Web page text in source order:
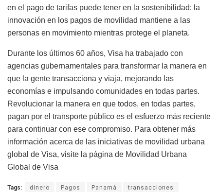
en el pago de tarifas puede tener en la sostenibilidad: la
innovación en los pagos de movilidad mantiene a las
personas en movimiento mientras protege el planeta.
Durante los últimos 60 años, Visa ha trabajado con
agencias gubernamentales para transformar la manera en
que la gente transacciona y viaja, mejorando las
economías e impulsando comunidades en todas partes.
Revolucionar la manera en que todos, en todas partes,
pagan por el transporte público es el esfuerzo más reciente
para continuar con ese compromiso. Para obtener más
información acerca de las iniciativas de movilidad urbana
global de Visa, visite la página de Movilidad Urbana
Global de Visa
Tags: dinero Pagos Panamá transacciones